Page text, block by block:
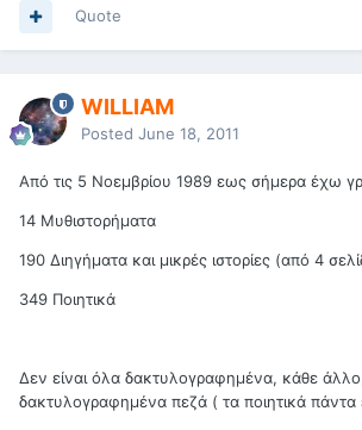
Quote
WILLIAM
Posted June 18, 2011
Από τις 5 Νοεμβρίου 1989 εως σήμερα έχω
14 Μυθιστορήματα
190 Διηγήματα και μικρές ιστορίες (από 4
349 Ποιητικά
Δεν είναι όλα δακτυλογραφημένα, κάθε
δακτυλογραφημένα πεζά ( τα ποιητικά πάντα